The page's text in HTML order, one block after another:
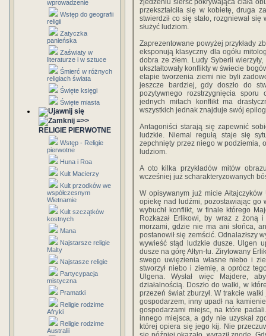
wprowadzenie
Wstęp do geografii
religii
Zatyczka
panieńska
Zaświaty w
literaturze i w sztuce
Śmierć w różnych
religiach świata
Święte księgi
Święte miasta
=>>
RELIGIE PIERWOTNE
Wstęp - Religie
pierwotne
Huna i Roa
Kult Macierzy
Kult przodków we
współczesnym
Wietnamie
Kult szczątków
kostnych
Mana
Najstarsze religie
Malty
Najstasze religie
Partycypacja
mistyczna
Pramatki
Religie rodzime
Afryki
Religie rodzime
Australii
zjedzeniu sierść pokrywająca ciała
przekształciła się w kobietę, druga
stwierdził co się stało, rozgniewał
służyć ludziom.
Zaprezentowane powyżej przykłady
eksponują klasyczny dla ogółu
dobra ze złem. Ludy Syberii
ukształtowały konflikty w świecie
etapie tworzenia ziemi nie byli
jeszcze bardziej, gdy doszło do
pozytywnego rozstrzygnięcia
jednych mitach konflikt ma
wszystkich jednak znajduje swój
Antagoniści starają się zapewnić
ludzkie. Niemal regułą staje się
zepchnięty przez niego w podziemia,
ludziom.
A oto kilka przykładów mitów
wcześniej już scharakteryzowanych
W opisywanym już micie
opiekę nad ludźmi, pozostawiając go
wybuchł konflikt, w finale którego
Rozkazał Erlikowi, by wraz z żoną
morzami, gdzie nie ma ani słońca,
postanowił się zemścić. Odnalazłszy
wywieść stąd ludzkie dusze. Ulgen
dusze na górę Ałtyn-tu. Zirytowany
swego uwięzienia własne niebo i
stworzył niebo i ziemię, a oprócz
Ulgena. Wysłał więc Majdere,
działalnością. Doszło do walki, w
przezeń świat zburzył. W trakcie
gospodarzem, inny upadł na
gospodarzami miejsc, na które
innego miejsca, a gdy nie uzyskał
której opiera się jego kij. Nie